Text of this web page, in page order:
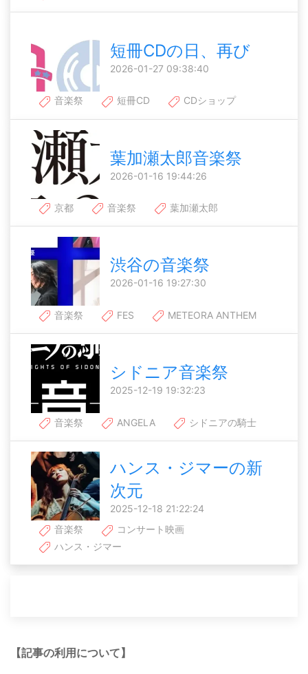
短冊CDの日、再び
2026-01-27 09:38:40
音楽祭 短冊CD CDショップ
葉加瀬太郎音楽祭
2026-01-16 19:44:26
京都 音楽祭 葉加瀬太郎
渋谷の音楽祭
2026-01-16 19:27:30
音楽祭 FES METEORA ANTHEM
シドニア音楽祭
2025-12-19 19:32:23
音楽祭 ANGELA シドニアの騎士
ハンス・ジマーの新
次元
2025-12-18 21:22:24
音楽祭
コンサート映画
ハンス・ジマー
【記事の利用について】